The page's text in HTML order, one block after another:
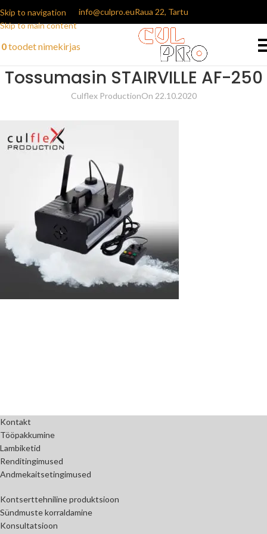
Skip to navigation
Skip to main content
info@culpro.euRaua 22, Tartu
0toodetnimekirjas
Tossumasin STAIRVILLE AF-250
Culflex ProductionOn 22.10.2020
Kontakt
Tööpakkumine
Lambiketid
Renditingimused
Andmekaitsetingimused
Kontserttehniline produktsioon
Sündmuste korraldamine
Konsultatsioon